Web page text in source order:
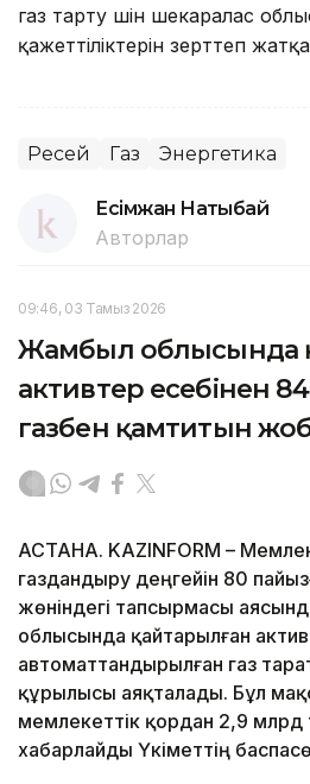
газ тарту үшін шекаралас
қажеттіліктерін зерттеп
Ресей Газ Энергетика
Есімжан Нақтыбай
Авторлар
09:46, 03 Тамыз 2026
Жамбыл облысында
активтер есебінен
газбен қамтитын
АСТАНА. KAZINFORM –
газдандыру деңгейін 80
жөніндегі тапсырмасы
облысында қайтарылған
автоматтандырылған газ
құрылысы аяқталады. Бұл
мемлекеттік қордан 2,9 млрд
хабарлайды Үкіметтің